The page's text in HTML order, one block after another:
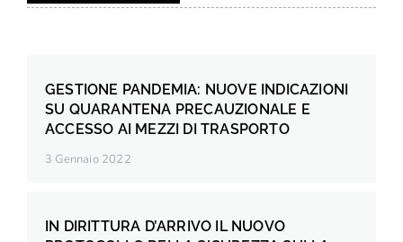
GESTIONE PANDEMIA: NUOVE INDICAZIONI
SU QUARANTENA PRECAUZIONALE E
ACCESSO AI MEZZI DI TRASPORTO
3 Gennaio 2022
IN DIRITTURA D’ARRIVO IL NUOVO